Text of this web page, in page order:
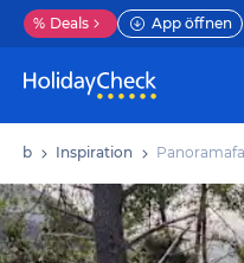
% Deals App öffnen
Inspiration